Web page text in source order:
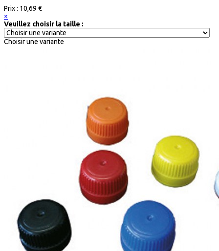
Prix : 10,69 €
×
Veuillez choisir la taille :
Choisir une variante